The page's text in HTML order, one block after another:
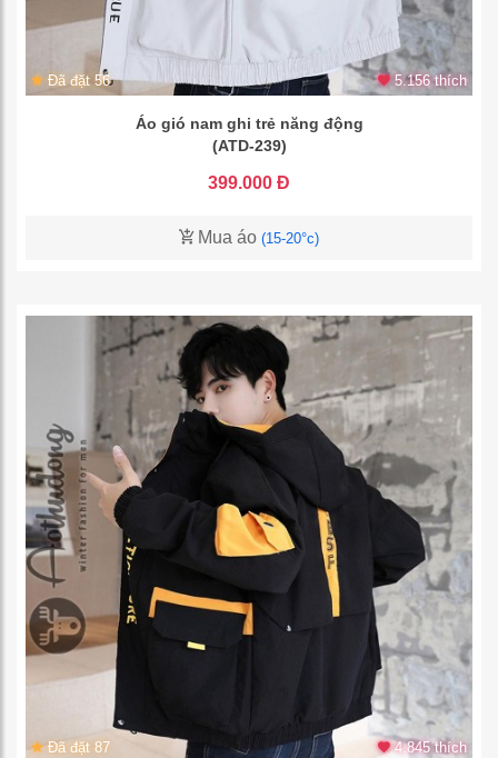
Đã đặt 56 5.156 thích
Áo gió nam ghi trẻ năng động
(ATD-239)
399.000 Đ
Mua áo (15-20°c)
Đã đặt 87 4.845 thích